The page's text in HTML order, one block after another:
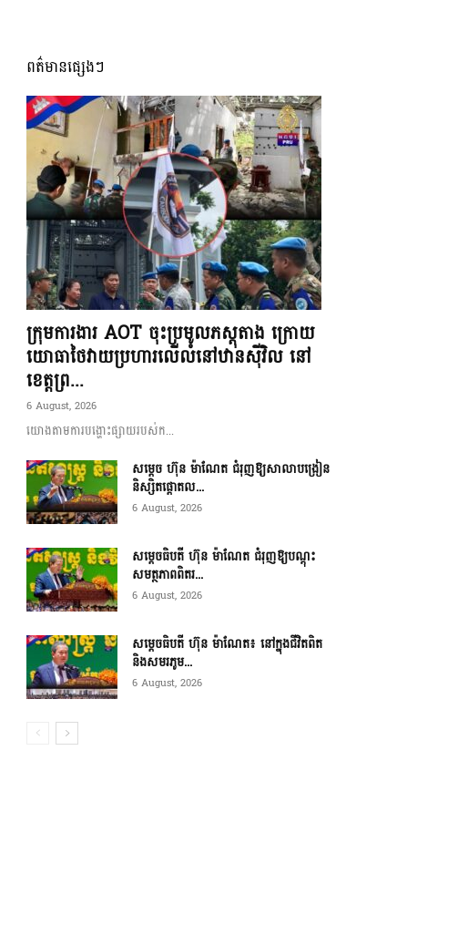
ពត៌មានផ្សេងៗ
ក្រុមការងារ AOT ចុះប្រមូលភស្តុតាង ក្រោយ
យោធាថៃវាយប្រហារលើលំនៅឋានស៊ីវិល នៅ
ខេត្តព្រ...
6 August, 2026
យោងតាមការបង្ហោះផ្សាយរបស់ក...
សម្តេច ហ៊ុន ម៉ាណែត ជំរុញឱ្យសាលាបង្រៀន
និស្សិតផ្តោតល...
6 August, 2026
សម្តេចធិបតី ហ៊ុន ម៉ាណែត ជំរុញឱ្យបណ្តុះ
សមត្ថភាពពិតរ...
6 August, 2026
សម្តេចធិបតី ហ៊ុន ម៉ាណែត៖ នៅក្នុងជីវិតពិត
និងសមរភូម...
6 August, 2026